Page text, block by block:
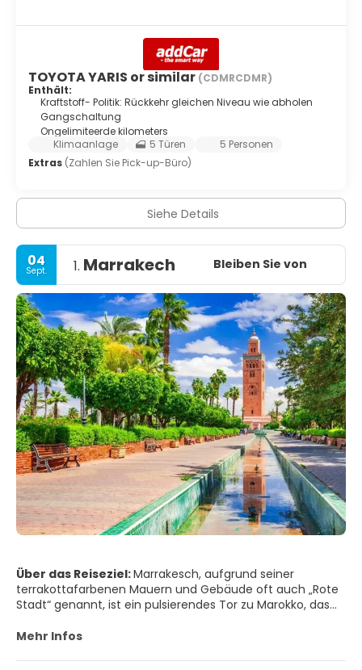
TOYOTA YARIS or similar (CDMRCDMR)
Enthält:
Kraftstoff- Politik: Rückkehr gleichen Niveau wie abholen
Gangschaltung
Ongelimiteerde kilometers
Klimaanlage
5 Türen
5 Personen
Extras (Zahlen Sie Pick-up-Büro)
Siehe Details
04
Sept. 1. Marrakech Bleiben Sie von
Über das Reiseziel:Marrakesch, aufgrund seiner
terrakottafarbenen Mauern und Gebäude oft auch „Rote
Stadt“ genannt, ist ein pulsierendes Tor zu Marokko, das
Herzen der Stadt liegt die Medina, ein Labyrinth aus engen
Souks, in denen der Duft von Gewürzen, Leder und
Mehr Infos